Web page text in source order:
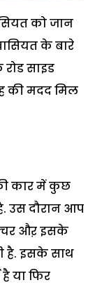
को जान
के बारे
साइड
की मदद मिल
कार में कुछ
उस दौरान आप
औऱ इसके
है. इसके साथ
या फिर